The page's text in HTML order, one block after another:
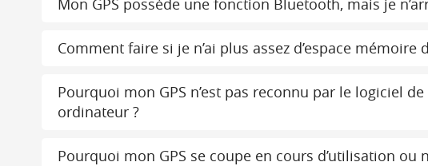
Mon GPS possède une fonction Bluetooth, mais je
Comment faire si je n’ai plus assez d’espace
Pourquoi mon GPS n’est pas reconnu par le logiciel
ordinateur ?
Pourquoi mon GPS se coupe en cours d’utilisation ou